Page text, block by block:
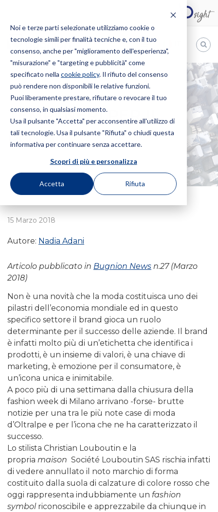
Noi e terze parti selezionate utilizziamo cookie o
tecnologie simili per finalità tecniche e, con il tuo
consenso, anche per "miglioramento dell'esperienza",
"misurazione" e "targeting e pubblicità" come
specificato nella cookie policy. Il rifiuto del consenso
può rendere non disponibili le relative funzioni.
Puoi liberamente prestare, rifiutare o revocare il tuo
consenso, in qualsiasi momento.
Usa il pulsante "Accetta" per acconsentire all'utilizzo di
tali tecnologie. Usa il pulsante "Rifiuta" o chiudi questa
informativa per continuare senza accettare.
Scopri di più e personalizza
Accetta Rifiuta
Bugnion
The
way
HOME NEWS TEMPI NERI PER IL ROSSO
TEMPI NERI PER IL
ROSSO
15 Marzo 2018
Autore: Nadia Adani
Articolo pubblicato in Bugnion News n.27 (Marzo
2018)
Non è una novità che la moda costituisca uno dei
pilastri dell’economia mondiale ed in questo
specifico settore il brand gioca un ruolo
determinante per il successo delle aziende. Il brand
è infatti molto più di un’etichetta che identifica i
prodotti, è un insieme di valori, è una chiave di
marketing, è emozione per il consumatore, è
un’icona unica e inimitabile.
A poco più di una settimana dalla chiusura della
fashion week di Milano arrivano -forse- brutte
notizie per una tra le più note case di moda
d’Oltralpe e per l’icona che ne ha caratterizzato il
successo.
Lo stilista Christian Louboutin e la
propria maison Société Louboutin SAS rischia infatti
di vedere annullato il noto marchio di forma
costituito dalla suola di calzature di colore rosso che
oggi rappresenta indubbiamente un fashion
symbol riconoscibile e apprezzabile da chiunque in